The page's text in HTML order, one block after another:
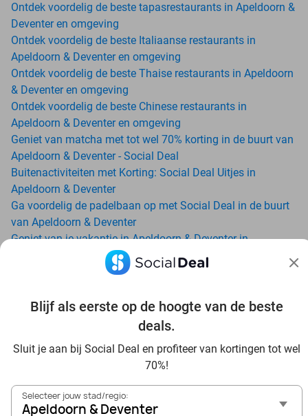
Blijf als eerste op de hoogte van de beste
deals.
Sluit je aan bij Social Deal en profiteer van kortingen tot wel
70%!
Selecteer jouw stad/regio:
Apeldoorn & Deventer
Ontdek voordelig de beste tapasrestaurants in Apeldoorn &
Deventer en omgeving
Ontdek voordelig de beste Italiaanse restaurants in
Apeldoorn & Deventer en omgeving
Ontdek voordelig de beste Thaise restaurants in Apeldoorn
& Deventer en omgeving
Ontdek voordelig de beste Chinese restaurants in
Apeldoorn & Deventer en omgeving
Geniet van matcha met tot wel 70% korting in de buurt van
Apeldoorn & Deventer - Social Deal
Buitenactiviteiten met Korting: Social Deal Uitjes in
Apeldoorn & Deventer
Ga voordelig de padelbaan op met Social Deal in de buurt
van Apeldoorn & Deventer
Geniet van je vakantie in Apeldoorn & Deventer in
Nederland met Social Deal
Ontdek voordelig Pilates in Apeldoorn & Deventer - Social
Ervaar de kwaliteit van het Van der Valk hotel in Apeldoorn
Apeldoorn & Deventer
Met hoge korting naar de zonnebank in Apeldoorn &
Deventer
Skiën met korting in Apeldoorn & Deventer? Ontdek de